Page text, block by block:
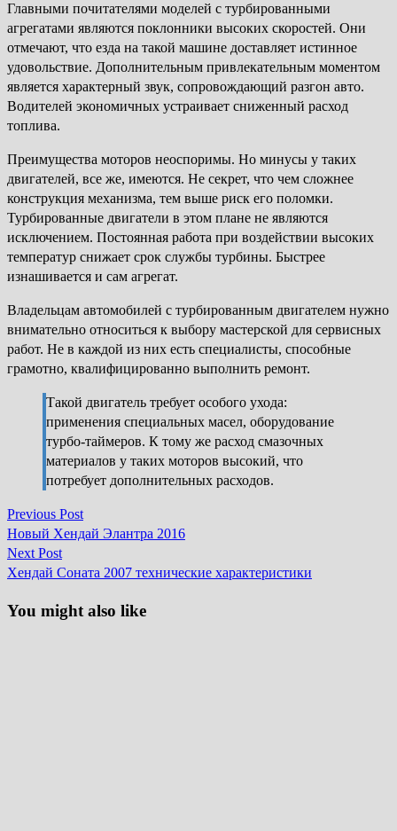
Главными почитателями моделей с турбированными
агрегатами являются поклонники высоких скоростей. Они
отмечают, что езда на такой машине доставляет истинное
удовольствие. Дополнительным привлекательным моментом
является характерный звук, сопровождающий разгон авто.
Водителей экономичных устраивает сниженный расход
топлива.
Преимущества моторов неоспоримы. Но минусы у таких
двигателей, все же, имеются. Не секрет, что чем сложнее
конструкция механизма, тем выше риск его поломки.
Турбированные двигатели в этом плане не являются
исключением. Постоянная работа при воздействии высоких
температур снижает срок службы турбины. Быстрее
изнашивается и сам агрегат.
Владельцам автомобилей с турбированным двигателем нужно
внимательно относиться к выбору мастерской для сервисных
работ. Не в каждой из них есть специалисты, способные
грамотно, квалифицированно выполнить ремонт.
Такой двигатель требует особого ухода:
применения специальных масел, оборудование
турбо-таймеров. К тому же расход смазочных
материалов у таких моторов высокий, что
потребует дополнительных расходов.
Навігація
записів
Previous PostPrevious
post:
Новый Хендай Элантра 2016
Next PostNext
post:
Хендай Соната 2007 технические характеристики
You might also like